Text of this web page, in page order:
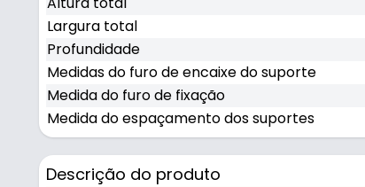
Largura total
Profundidade
Medidas do furo de encaixe do suporte
Medida do furo de fixação
Medida do espaçamento dos suportes
Descrição do produto